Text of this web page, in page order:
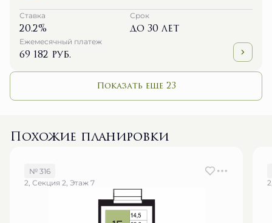
Ставка
20.2%
Срок
до 30 лет
Ежемесячный платеж
69 182 руб.
Показать еще 23
Похожие планировки
№ 316
2, Секция 2, Этаж 7